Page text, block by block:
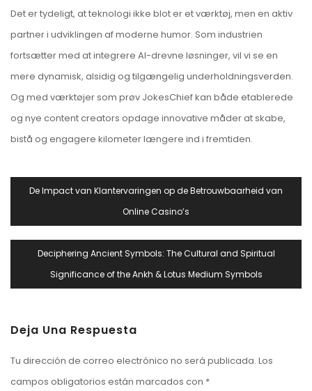
Det er tydeligt, at teknologi ikke blot er et værktøj, men en aktiv
partner i udviklingen af moderne humor. Som industrien
fortsætter med at integrere AI-drevne løsninger, vil vi se en
mere dynamisk, alsidig og tilgængelig underholdningsverden.
Og med værktøjer som prøv JokesChief kan både etablerede
og nye content creators opdage innovative måder at skabe,
bistå og engagere kilometer længere ind i fremtiden.
Navegación
De Impact van Klantervaringen op de Betrouwbaarheid van
Online Casino’s
Deciphering Ancient Symbols: The Cultural and Spiritual
Significance of the Ankh & Lotus Medium Symbols
Deja Una Respuesta
Tu dirección de correo electrónico no será publicada. Los
campos obligatorios están marcados con *